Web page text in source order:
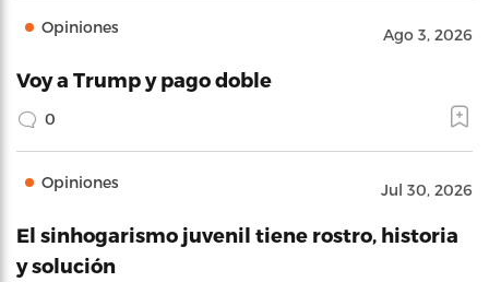
Opiniones Ago 3, 2026
Voy a Trump y pago doble
0
Opiniones Jul 30, 2026
El sinhogarismo juvenil tiene rostro, historia
y solución